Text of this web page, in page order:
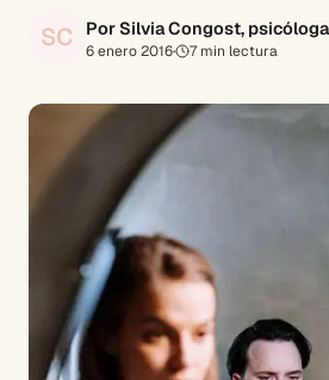
SC Por Silvia Congost, psicóloga
6 enero 2016· 7min lectura